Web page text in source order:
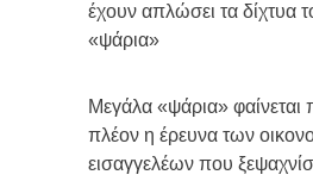
έχουν απλώσει τα δίχτυα
«ψάρια»
Μεγάλα «ψάρια» φαίνεται
πλέον η έρευνα των
εισαγγελέων που